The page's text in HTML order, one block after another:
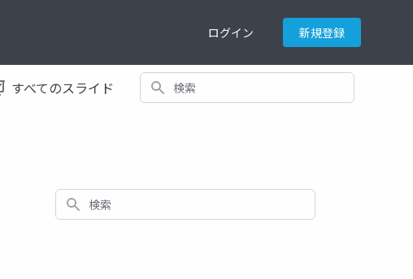
ログイン 新規登録
すべてのスライド 検索
検索